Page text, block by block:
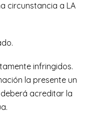
circunstancia a LA
infringidos.
la presente un
acreditar la